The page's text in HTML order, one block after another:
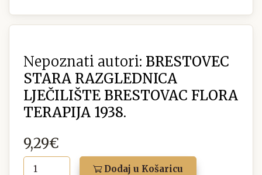
Nepoznati autori: BRESTOVEC
STARA RAZGLEDNICA
LJEČILIŠTE BRESTOVAC FLORA
TERAPIJA 1938.
9,29€
Dodaj u Košaricu